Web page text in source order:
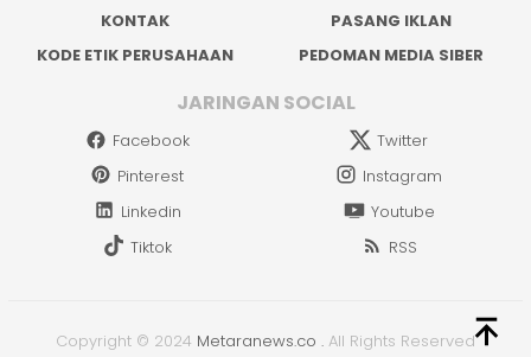
KONTAK
PASANG IKLAN
KODE ETIK PERUSAHAAN
PEDOMAN MEDIA SIBER
JARINGAN SOCIAL
Facebook
Twitter
Pinterest
Instagram
Linkedin
Youtube
Tiktok
RSS
Copyright © 2024 Metaranews.co . All Rights Reserved